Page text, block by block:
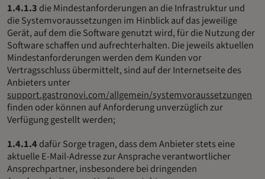
1.4.1.3 die Mindestanforderungen an die Infrastruktur und
die Systemvoraussetzungen im Hinblick auf das jeweilige
Gerät, auf dem die Software genutzt wird, für die Nutzung der
Software schaffen und aufrechterhalten. Die jeweils aktuellen
Mindestanforderungen werden dem Kunden vor
Vertragsschluss übermittelt, sind auf der Internetseite des
Anbieters unter
support.gastronovi.com/allgemein/systemvoraussetzungen
finden oder können auf Anforderung unverzüglich zur
Verfügung gestellt werden;
1.4.1.4 dafür Sorge tragen, dass dem Anbieter stets eine
aktuelle E-Mail-Adresse zur Ansprache verantwortlicher
Ansprechpartner, insbesondere bei dringenden